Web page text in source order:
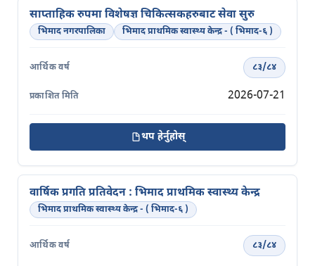
साप्ताहिक रुपमा विशेषज्ञ चिकित्सकहरुबाट सेवा सुरु
भिमाद नगरपालिका भिमाद प्राथमिक स्वास्थ्य केन्द्र - ( भिमाद-६ )
८३/८४
2026-07-21
थप हेर्नुहोस्
वार्षिक प्रगति प्रतिवेदन : भिमाद प्राथमिक स्वास्थ्य केन्द्र
भिमाद प्राथमिक स्वास्थ्य केन्द्र - ( भिमाद-६ )
८३/८४